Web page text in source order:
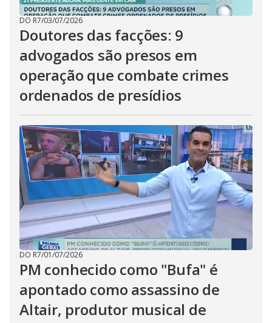
DO R7/03/07/2026
Doutores das facções: 9
advogados são presos em
operação que combate crimes
ordenados de presídios
DO R7/01/07/2026
PM conhecido como "Bufa" é
apontado como assassino de
Altair, produtor musical de